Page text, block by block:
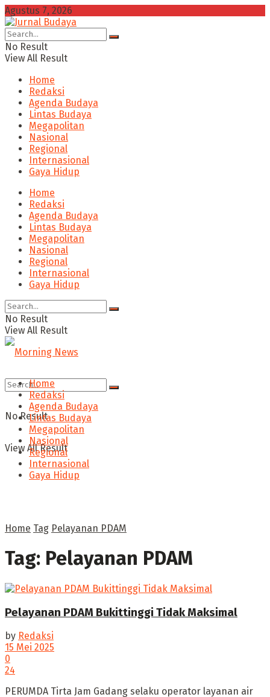
Agustus 7, 2026
No Result
View All Result
Home
Redaksi
Agenda Budaya
Lintas Budaya
Megapolitan
Nasional
Regional
Internasional
Gaya Hidup
Home
Redaksi
Agenda Budaya
Lintas Budaya
Megapolitan
Nasional
Regional
Internasional
Gaya Hidup
No Result
View All Result
No Result
View All Result
Home
Redaksi
Agenda Budaya
Lintas Budaya
Megapolitan
Nasional
Regional
Internasional
Gaya Hidup
Home Tag Pelayanan PDAM
Tag: Pelayanan PDAM
Pelayanan PDAM Bukittinggi Tidak Maksimal
by Redaksi
15 Mei 2025
0
24
‎PERUMDA Tirta Jam Gadang selaku operator layanan air